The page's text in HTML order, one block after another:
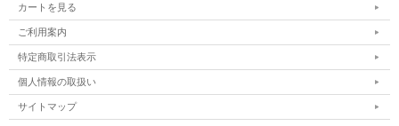
カートを見る
ご利用案内
特定商取引法表示
個人情報の取扱い
サイトマップ